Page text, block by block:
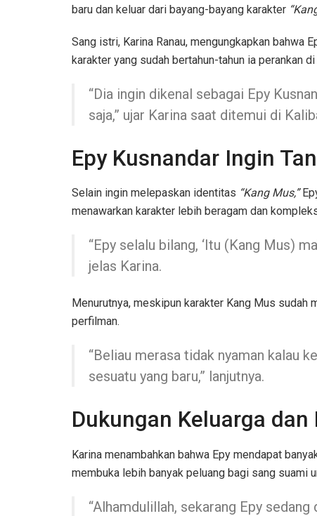
baru dan keluar dari bayang-bayang karakter
Sang istri, Karina Ranau, mengungkapkan bahwa
karakter yang sudah bertahun-tahun ia perankan di
“Dia ingin dikenal sebagai Epy
saja,” ujar Karina saat ditemui di
Epy Kusnandar Ingin
Selain ingin melepaskan identitas “Kang Mus,”
menawarkan karakter lebih beragam dan
“Epy selalu bilang, ‘Itu (Kang Mus)
jelas Karina.
Menurutnya, meskipun karakter Kang Mus sudah
perfilman.
“Beliau merasa tidak nyaman kalau
sesuatu yang baru,” lanjutnya.
Dukungan Keluarga dan
Karina menambahkan bahwa Epy mendapat
membuka lebih banyak peluang bagi sang suami
“Alhamdulillah, sekarang Epy